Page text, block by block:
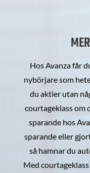
Hos Avanza får
nybörjare som
du aktier utan
courtageklass om
sparande hos
sparande eller
så hamnar du
Med